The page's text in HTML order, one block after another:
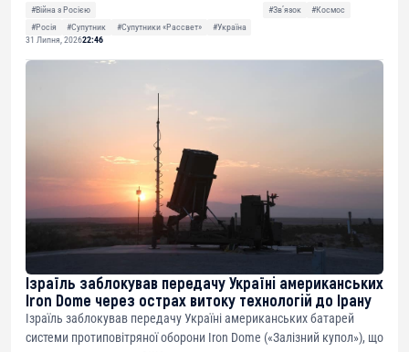
#Війна з Росією #Звʼязок
#Космос
#Росія
#Супутник #Супутники «Рассвет»
#Україна
31 Липня, 202622:46
Ізраїль заблокував передачу Україні американських
Iron Dome через острах витоку технологій до Ірану
Ізраїль заблокував передачу Україні американських батарей
системи протиповітряної оборони Iron Dome («Залізний купол»), що